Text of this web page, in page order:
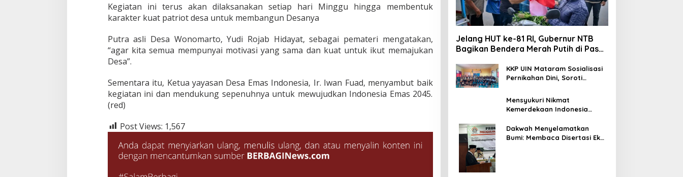
Kegiatan ini terus akan dilaksanakan setiap hari Minggu hingga membentuk
karakter kuat patriot desa untuk membangun Desanya
Putra asli Desa Wonomarto, Yudi Rojab Hidayat, sebagai pemateri mengatakan,
“agar kita semua mempunyai motivasi yang sama dan kuat untuk ikut memajukan
Desa”.
Sementara itu, Ketua yayasan Desa Emas Indonesia, Ir. Iwan Fuad, menyambut baik
kegiatan ini dan mendukung sepenuhnya untuk mewujudkan Indonesia Emas 2045.
(red)
Post Views: 1,567
Jelang HUT ke-81 RI, Gubernur NTB
Bagikan Bendera Merah Putih di Pasar
KKP UIN Mataram Sosialisasi
Pernikahan Dini, Soroti
Finansial Remaja di Desa
Ungga
Mensyukuri Nikmat
Kemerdekaan Indonesia
Korupsi
Dakwah Menyelamatkan
Bumi: Membaca Disertasi Eko-